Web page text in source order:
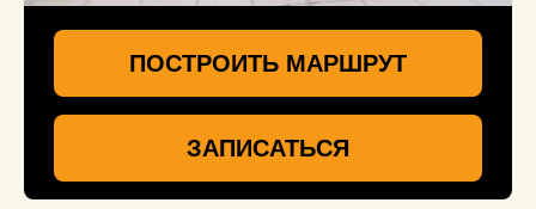
ПОСТРОИТЬ МАРШРУТ
ЗАПИСАТЬСЯ